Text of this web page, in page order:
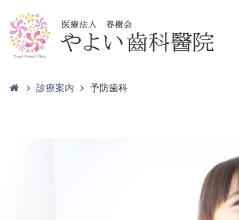
診療案内 予防歯科